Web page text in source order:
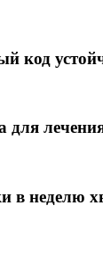
код
в неделю